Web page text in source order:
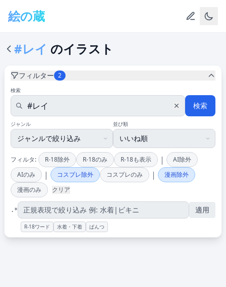
絵の蔵
#レイ のイラスト
フィルター 2
検索
検索
ジャンル 並び順
フィルタ: R-18除外 R-18のみ R-18も表示 |
AI除外
AIのみ
| コスプレ除外 コスプレのみ |
漫画除外
漫画のみ
クリア
.* 適用
R-18ワード 水着・下着 ぱんつ